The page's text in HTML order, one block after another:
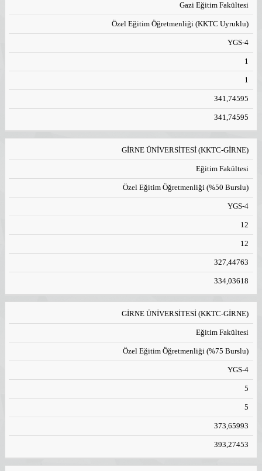
Gazi Eğitim Fakültesi
Özel Eğitim Öğretmenliği (KKTC Uyruklu)
YGS-4
1
1
341,74595
341,74595
GİRNE ÜNİVERSİTESİ (KKTC-GİRNE)
Eğitim Fakültesi
Özel Eğitim Öğretmenliği (%50 Burslu)
YGS-4
12
12
327,44763
334,03618
GİRNE ÜNİVERSİTESİ (KKTC-GİRNE)
Eğitim Fakültesi
Özel Eğitim Öğretmenliği (%75 Burslu)
YGS-4
5
5
373,65993
393,27453